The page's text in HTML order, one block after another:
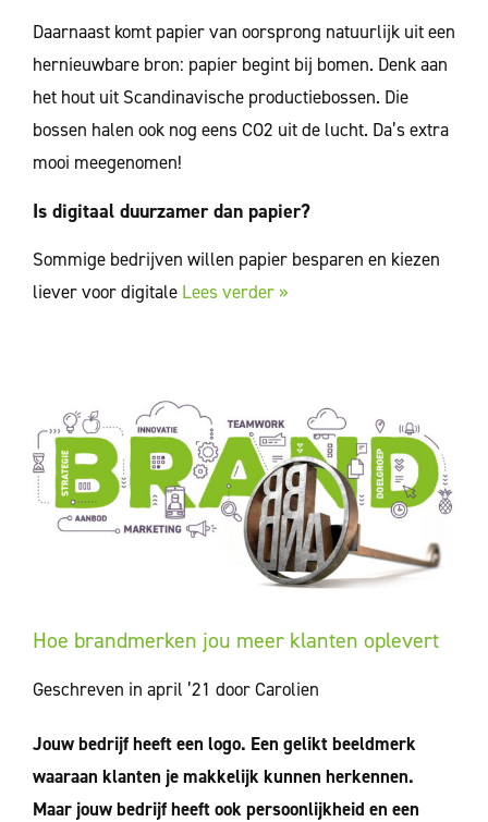
Daarnaast komt papier van oorsprong natuurlijk uit een
hernieuwbare bron: papier begint bij bomen. Denk aan
het hout uit Scandinavische productiebossen. Die
bossen halen ook nog eens CO2 uit de lucht. Da’s extra
mooi meegenomen!
Is digitaal duurzamer dan papier?
Sommige bedrijven willen papier besparen en kiezen
liever voor digitaleLees verder »
Hoe brandmerken jou meer klanten oplevert
Geschreven in april ’21 door Carolien
Jouw bedrijf heeft een logo. Een gelikt beeldmerk
waaraan klanten je makkelijk kunnen herkennen.
Maar jouw bedrijf heeft ook persoonlijkheid en een